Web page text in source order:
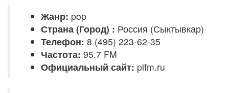
Жанр: pop
Страна (Город) : Россия (Сыктывкар)
Телефон: 8 (495) 223-62-35
Частота: 95.7 FM
Официальный сайт: pifm.ru